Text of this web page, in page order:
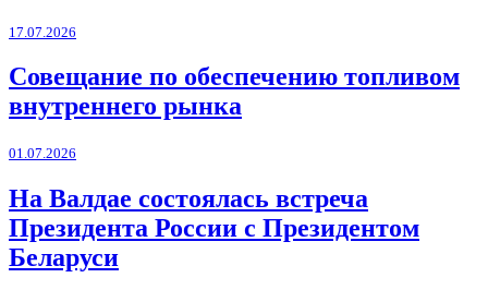
17.07.2026
Совещание по обеспечению топливом
внутреннего рынка
01.07.2026
На Валдае состоялась встреча
Президента России с Президентом
Беларуси